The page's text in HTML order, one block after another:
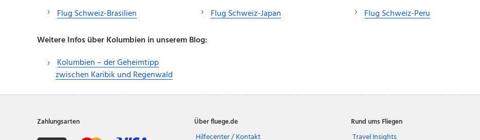
Flug Schweiz-Brasilien
Flug Schweiz-Japan
Flug Schweiz-Peru
Weitere Infos über Kolumbien in unserem Blog:
Kolumbien – der Geheimtipp
zwischen Karibik und Regenwald